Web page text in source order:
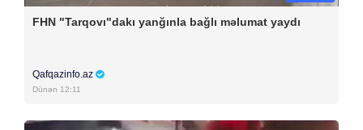
FHN "Tarqovı"dakı yanğınla bağlı məlumat yaydı
Qafqazinfo.az
Dünən 12:11